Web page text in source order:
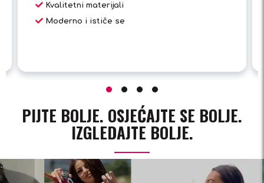
Kvalitetni materijali
Moderno i ističe se
PIJTE BOLJE. OSJEĆAJTE SE BOLJE.
IZGLEDAJTE BOLJE.